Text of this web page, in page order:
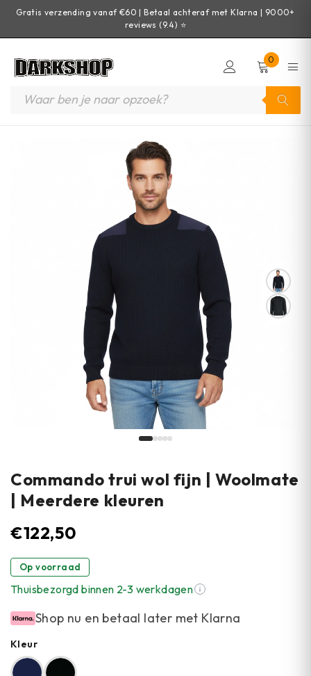
Gratis verzending vanaf €60 | Betaal achteraf met Klarna | 9000+
reviews (9.4) ⭐
0
Commando trui wol fijn | Woolmate
| Meerdere kleuren
€122,50
Op voorraad
Thuisbezorgd binnen 2-3 werkdagen
Shop nu en betaal later met Klarna
Kleur